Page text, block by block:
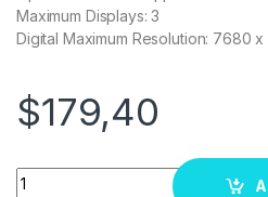
Maximum Displays: 3
Digital Maximum Resolution: 7680
$179,40
Quantity